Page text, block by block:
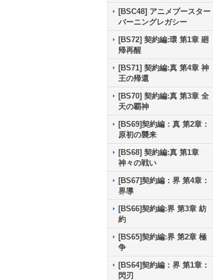
[BSC48] アニメブースター
バーニングレガシー
[BS72] 契約編:環 第1章 廻
帰再醒
[BS71] 契約編:真 第4章 神
王の帰還
[BS70] 契約編:真 第3章 全
天の覇神
[BS69]契約編：真 第2章：
原初の襲来
[BS68] 契約編:真 第1章
神々の戦い
[BS67]契約編：界 第4章：
界導
[BS66]契約編:界 第3章 紡
約
[BS65]契約編:界 第2章 極
争
[BS64]契約編：界 第1章：
閃刃